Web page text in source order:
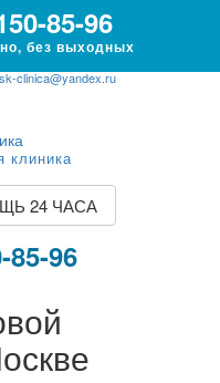
85-96
без выходных
clinica@yandex.ru
клиника
24 ЧАСА
85-96